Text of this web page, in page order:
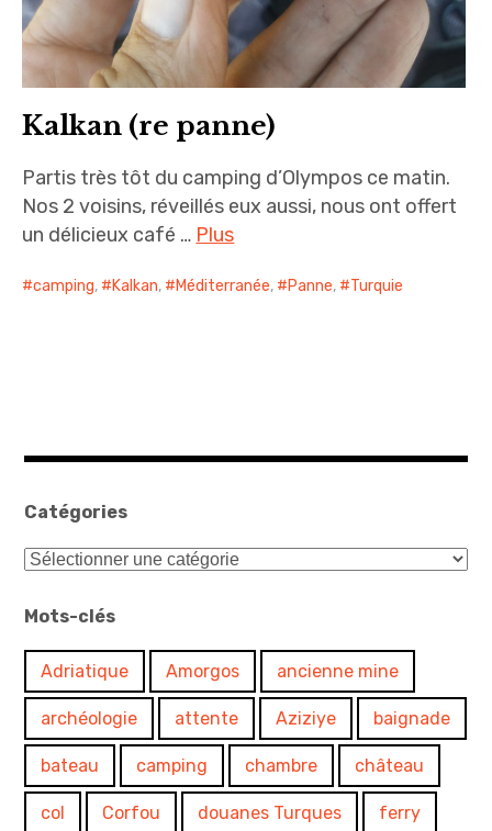
Kalkan (re panne)
Partis très tôt du camping d’Olympos ce matin.
Nos 2 voisins, réveillés eux aussi, nous ont offert
un délicieux café … Plus
camping, Kalkan, Méditerranée, Panne, Turquie
Catégories
Catégories
Mots-clés
Adriatique Amorgos ancienne mine
archéologie attente Aziziye baignade
bateau camping chambre château
col Corfou douanes Turques ferry